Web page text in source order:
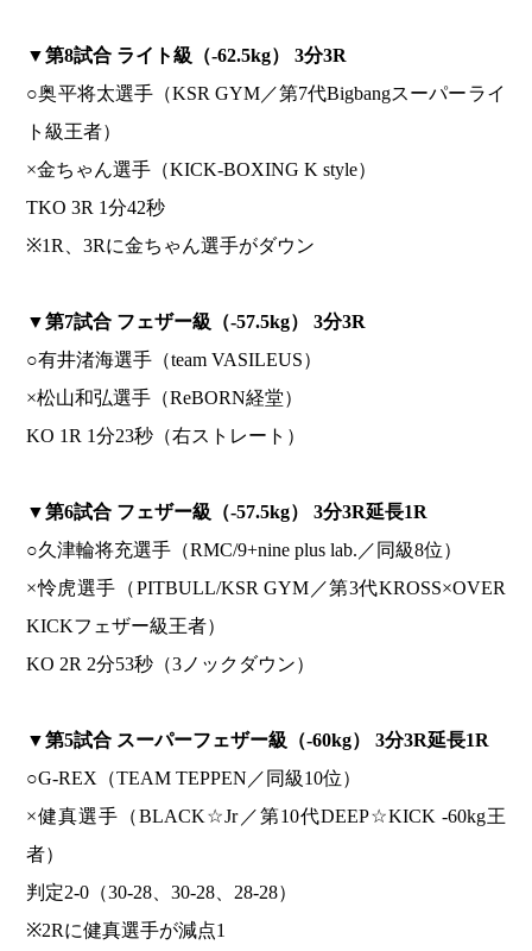
▼第8試合 ライト級（-62.5kg） 3分3R
○奥平将太選手（KSR GYM／第7代Bigbangスーパーライ
ト級王者）
×金ちゃん選手（KICK-BOXING K style）
TKO 3R 1分42秒
※1R、3Rに金ちゃん選手がダウン
▼第7試合 フェザー級（-57.5kg） 3分3R
○有井渚海選手（team VASILEUS）
×松山和弘選手（ReBORN経堂）
KO 1R 1分23秒（右ストレート）
▼第6試合 フェザー級（-57.5kg） 3分3R延長1R
○久津輪将充選手（RMC/9+nine plus lab.／同級8位）
×怜虎選手（PITBULL/KSR GYM／第3代KROSS×OVER
KICKフェザー級王者）
KO 2R 2分53秒（3ノックダウン）
▼第5試合 スーパーフェザー級（-60kg） 3分3R延長1R
○G-REX（TEAM TEPPEN／同級10位）
×健真選手（BLACK☆Jr／第10代DEEP☆KICK -60kg王
者）
判定2-0（30-28、30-28、28-28）
※2Rに健真選手が減点1